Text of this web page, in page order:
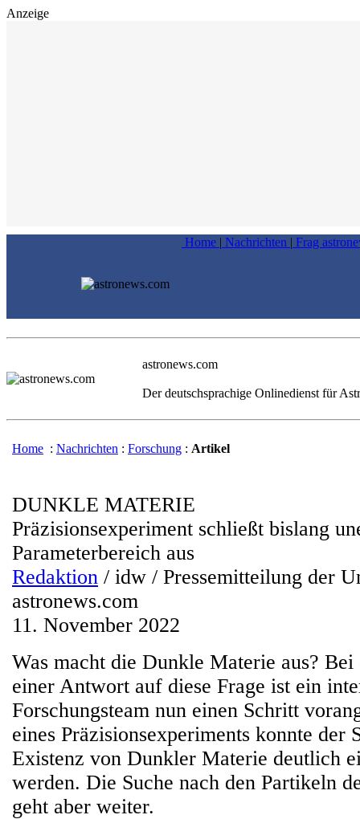
Anzeige
Home | Nachrichten | Frag
astronews.com
Der deutschsprachige Onlinedienst für
Home : Nachrichten : Forschung : Artikel
DUNKLE MATERIE
Präzisionsexperiment schließt bislang
Parameterbereich aus
Redaktion / idw / Pressemitteilung der
astronews.com
11. November 2022
Was macht die Dunkle Materie aus? Bei
einer Antwort auf diese Frage ist ein
Forschungsteam nun einen Schritt
eines Präzisionsexperiments konnte der
Existenz von Dunkler Materie deutlich
werden. Die Suche nach den Partikeln
geht aber weiter.